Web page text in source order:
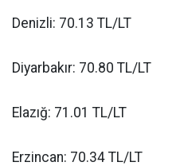
Denizli: 70.13 TL/LT
Diyarbakır: 70.80 TL/LT
Elazığ: 71.01 TL/LT
Erzincan: 70.34 TL/LT